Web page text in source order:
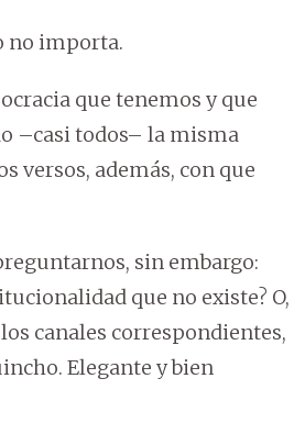
no importa.
que tenemos y que
–casi todos– la misma
versos, además, con que
sin embargo:
que no existe? O,
canales correspondientes,
Elegante y bien